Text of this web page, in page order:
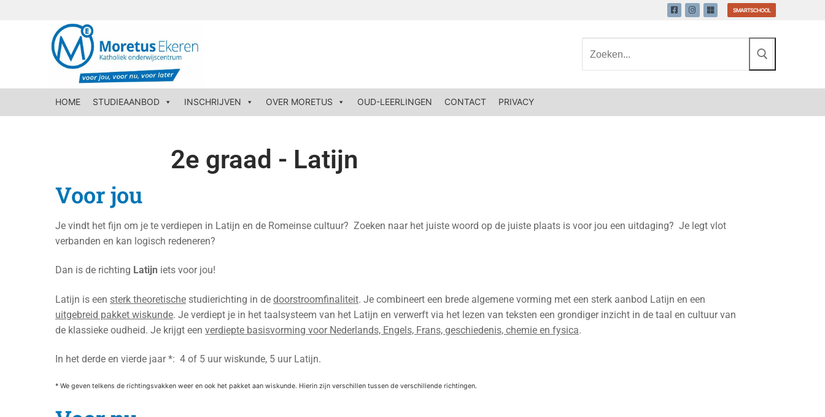
SMARTSCHOOL
HOME STUDIEAANBOD INSCHRIJVEN OVER MORETUS OUD-LEERLINGEN CONTACT PRIVACY
2e graad - Latijn
Voor jou
Je vindt het fijn om je te verdiepen in Latijn en de Romeinse cultuur? Zoeken naar het juiste woord op de juiste plaats is voor jou een uitdaging? Je legt vlot
verbanden en kan logisch redeneren?
Dan is de richting Latijn iets voor jou!
Latijn is een sterk theoretische studierichting in de doorstroomfinaliteit. Je combineert een brede algemene vorming met een sterk aanbod Latijn en een
uitgebreid pakket wiskunde. Je verdiept je in het taalsysteem van het Latijn en verwerft via het lezen van teksten een grondiger inzicht in de taal en cultuur van
de klassieke oudheid. Je krijgt een verdiepte basisvorming voor Nederlands, Engels, Frans, geschiedenis, chemie en fysica.
In het derde en vierde jaar *: 4 of 5 uur wiskunde, 5 uur Latijn.
* We geven telkens de richtingsvakken weer en ook het pakket aan wiskunde. Hierin zijn verschillen tussen de verschillende richtingen.